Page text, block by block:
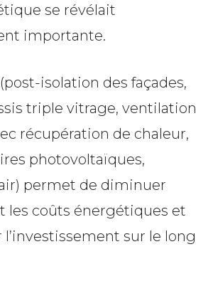
se révélait
importante.
isolation des façades,
triple vitrage, ventilation
récupération de chaleur,
photovoltaïques,
permet de diminuer
les coûts énergétiques et
sur le long